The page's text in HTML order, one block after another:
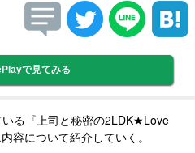
で見てみる
る『上司と秘密の2LDK★Love
容について紹介していく。